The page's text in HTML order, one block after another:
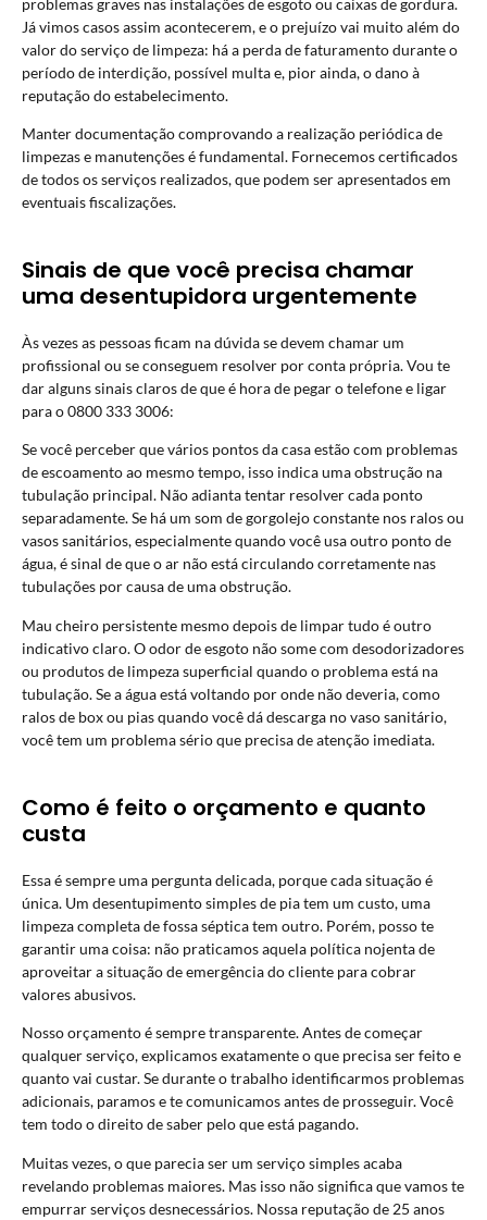
Já vimos casos assim acontecerem, e o prejuízo vai muito além do
valor do serviço de limpeza: há a perda de faturamento durante o
período de interdição, possível multa e, pior ainda, o dano à
reputação do estabelecimento.
Manter documentação comprovando a realização periódica de
limpezas e manutenções é fundamental. Fornecemos certificados
de todos os serviços realizados, que podem ser apresentados em
eventuais fiscalizações.
Sinais de que você precisa chamar
uma desentupidora urgentemente
Às vezes as pessoas ficam na dúvida se devem chamar um
profissional ou se conseguem resolver por conta própria. Vou te
dar alguns sinais claros de que é hora de pegar o telefone e ligar
para o 0800 333 3006:
Se você perceber que vários pontos da casa estão com problemas
de escoamento ao mesmo tempo, isso indica uma obstrução na
tubulação principal. Não adianta tentar resolver cada ponto
separadamente. Se há um som de gorgolejo constante nos ralos ou
vasos sanitários, especialmente quando você usa outro ponto de
água, é sinal de que o ar não está circulando corretamente nas
tubulações por causa de uma obstrução.
Mau cheiro persistente mesmo depois de limpar tudo é outro
indicativo claro. O odor de esgoto não some com desodorizadores
ou produtos de limpeza superficial quando o problema está na
tubulação. Se a água está voltando por onde não deveria, como
ralos de box ou pias quando você dá descarga no vaso sanitário,
você tem um problema sério que precisa de atenção imediata.
Como é feito o orçamento e quanto
custa
Essa é sempre uma pergunta delicada, porque cada situação é
única. Um desentupimento simples de pia tem um custo, uma
limpeza completa de fossa séptica tem outro. Porém, posso te
garantir uma coisa: não praticamos aquela política nojenta de
aproveitar a situação de emergência do cliente para cobrar
valores abusivos.
Nosso orçamento é sempre transparente. Antes de começar
qualquer serviço, explicamos exatamente o que precisa ser feito e
quanto vai custar. Se durante o trabalho identificarmos problemas
adicionais, paramos e te comunicamos antes de prosseguir. Você
tem todo o direito de saber pelo que está pagando.
Muitas vezes, o que parecia ser um serviço simples acaba
revelando problemas maiores. Mas isso não significa que vamos te
empurrar serviços desnecessários. Nossa reputação de 25 anos